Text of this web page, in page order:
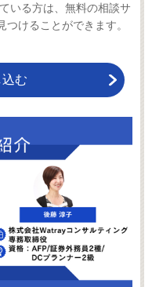
いる方は、無料の相談サ
けることができます。
む